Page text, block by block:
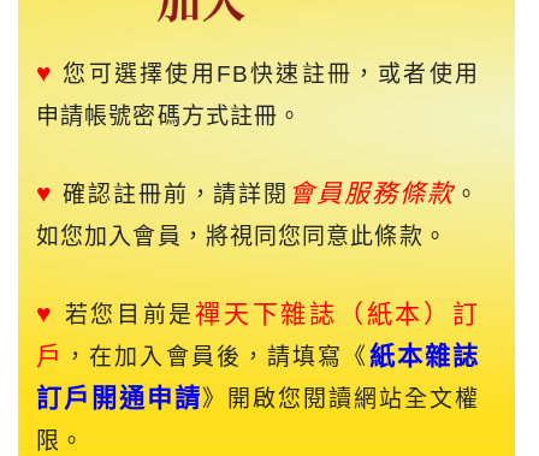
♥ 您可選擇使用FB快速註冊，或者使用
申請帳號密碼方式註冊。
♥ 確認註冊前，請詳閱 會員服務條款。
如您加入會員，將視同您同意此條款。
♥ 若您目前是禪天下雜誌（紙本）訂
戶 ，在加入會員後，請填寫《紙本雜誌
訂戶開通申請》開啟您閱讀網站全文權
限。